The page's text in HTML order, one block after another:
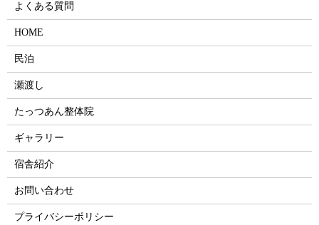
よくある質問
HOME
民泊
瀬渡し
たっつあん整体院
ギャラリー
宿舎紹介
お問い合わせ
プライバシーポリシー